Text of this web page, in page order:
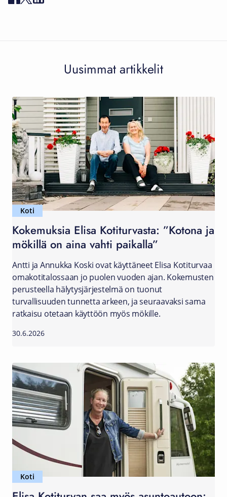
Uusimmat artikkelit
Koti
Kokemuksia Elisa Kotiturvasta: ”Kotona ja
mökillä on aina vahti paikalla”
Antti ja Annukka Koski ovat käyttäneet Elisa Kotiturvaa
omakotitalossaan jo puolen vuoden ajan. Kokemusten
perusteella hälytysjärjestelmä on tuonut
turvallisuuden tunnetta arkeen, ja seuraavaksi sama
ratkaisu otetaan käyttöön myös mökille.
30.6.2026
Koti